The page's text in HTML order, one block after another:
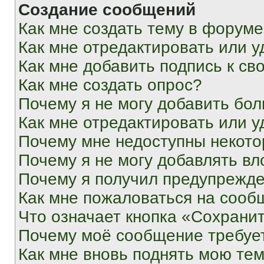
Создание сообщений
Как мне создать тему в
Как мне отредактировать или
Как мне добавить подпись к
Как мне создать опрос?
Почему я не могу добавить
Как мне отредактировать или
Почему мне недоступны
Почему я не могу добавлять
Почему я получил
Как мне пожаловаться на
Что означает кнопка
Почему моё сообщение
Как мне вновь поднять мою